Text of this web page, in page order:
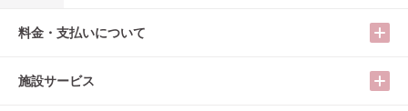
料金・支払いについて
施設サービス